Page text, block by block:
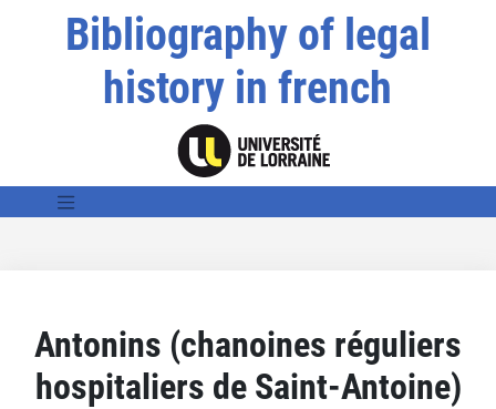
Bibliography of legal
history in french
Antonins (chanoines réguliers
hospitaliers de Saint-Antoine)